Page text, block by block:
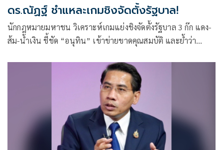
ดร.ณัฏฐ์ ชำแหละเกมชิงจัดตั้งรัฐบาล!
นักกฎหมายมหาชน วิเคราะห์เกมแย่งชิงจัดตั้งรัฐบาล 3 ก๊ก แดง-
ส้ม-น้ำเงิน ชี้ชัด “อนุทิน” เข้าข่ายขาดคุณสมบัติ และย้ำว่า